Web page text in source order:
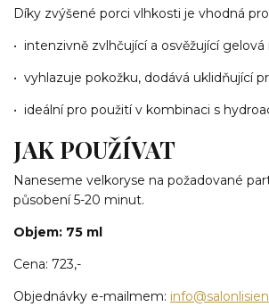
Díky zvýšené porci vlhkosti je vhodná
• intenzivně zvlhčující a osvěžující gelová
• vyhlazuje pokožku, dodává uklidňující
• ideální pro použití v kombinaci s
JAK POUŽÍVAT
Naneseme velkoryse na požadované
působení 5-20 minut.
Objem: 75 ml
Cena: 723,-
Objednávky e-mailmem: